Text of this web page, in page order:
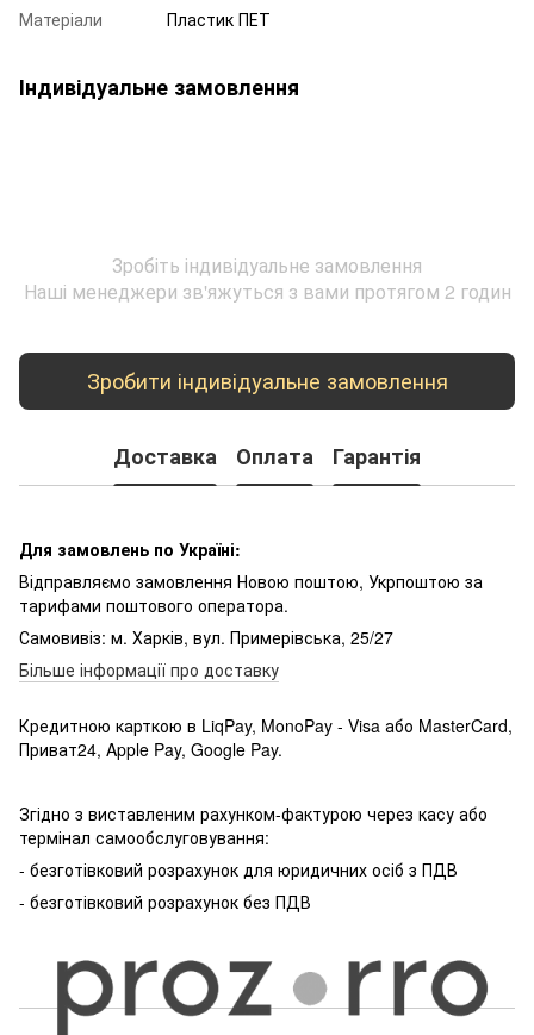
Матеріали
Пластик ПЕТ
Індивідуальне замовлення
Зробіть індивідуальне замовлення
Наші менеджери зв'яжуться з вами протягом 2 годин
Зробити індивідуальне замовлення
Доставка Оплата Гарантія
Для замовлень по Україні:
Відправляємо замовлення Новою поштою, Укрпоштою за
тарифами поштового оператора.
Самовивіз: м. Харків, вул. Примерівська, 25/27
Більше інформації про доставку
Кредитною карткою в LiqPay, MonoPay - Visa або MasterCard,
Приват24, Apple Pay, Google Pay.
Згідно з виставленим рахунком-фактурою через касу або
термінал самообслуговування:
- безготівковий розрахунок для юридичних осіб з ПДВ
- безготівковий розрахунок без ПДВ